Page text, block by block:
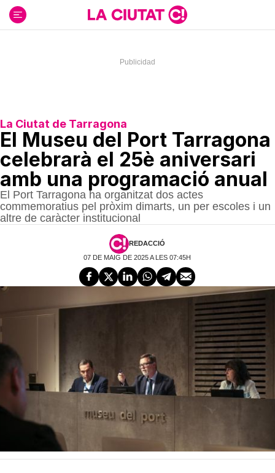
contenido
La Ciutat de Tarragona
El Museu del Port Tarragona
celebrarà el 25è aniversari
amb una programació anual
El Port Tarragona ha organitzat dos actes
commemoratius pel pròxim dimarts, un per escoles i un
altre de caràcter institucional
REDACCIÓ
07 DE MAIG DE 2025 A LES 07:45H